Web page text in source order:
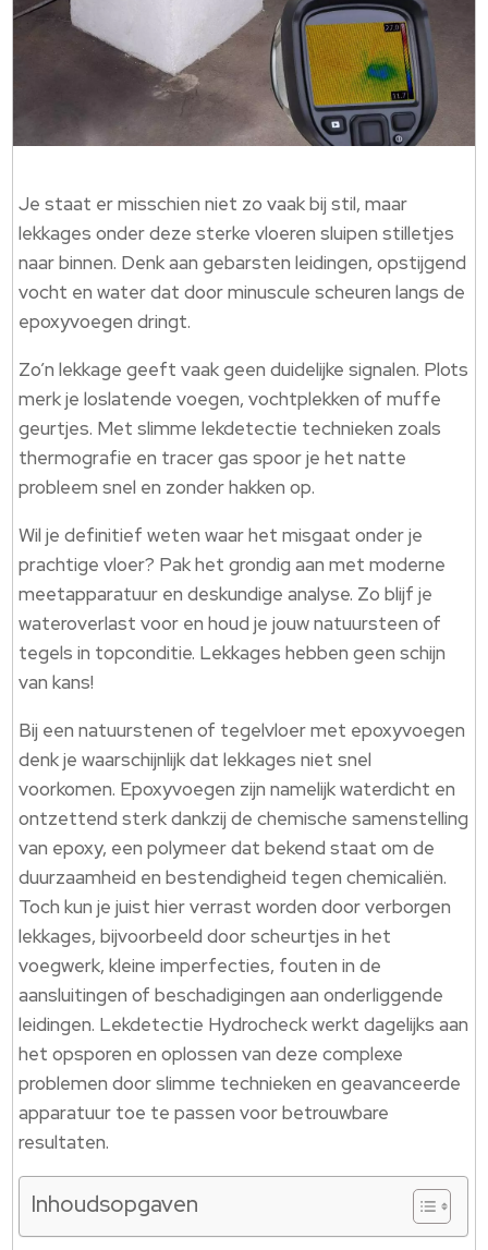
Je staat er misschien niet zo vaak bij stil, maar
lekkages onder deze sterke vloeren sluipen stilletjes
naar binnen. Denk aan gebarsten leidingen, opstijgend
vocht en water dat door minuscule scheuren langs de
epoxyvoegen dringt.
Zo’n lekkage geeft vaak geen duidelijke signalen. Plots
merk je loslatende voegen, vochtplekken of muffe
geurtjes. Met slimme lekdetectie technieken zoals
thermografie en tracer gas spoor je het natte
probleem snel en zonder hakken op.
Wil je definitief weten waar het misgaat onder je
prachtige vloer? Pak het grondig aan met moderne
meetapparatuur en deskundige analyse. Zo blijf je
wateroverlast voor en houd je jouw natuursteen of
tegels in topconditie. Lekkages hebben geen schijn
van kans!
Bij een natuurstenen of tegelvloer met epoxyvoegen
denk je waarschijnlijk dat lekkages niet snel
voorkomen. Epoxyvoegen zijn namelijk waterdicht en
ontzettend sterk dankzij de chemische samenstelling
van epoxy, een polymeer dat bekend staat om de
duurzaamheid en bestendigheid tegen chemicaliën.
Toch kun je juist hier verrast worden door verborgen
lekkages, bijvoorbeeld door scheurtjes in het
voegwerk, kleine imperfecties, fouten in de
aansluitingen of beschadigingen aan onderliggende
leidingen. Lekdetectie Hydrocheck werkt dagelijks aan
het opsporen en oplossen van deze complexe
problemen door slimme technieken en geavanceerde
apparatuur toe te passen voor betrouwbare
resultaten.
Inhoudsopgaven